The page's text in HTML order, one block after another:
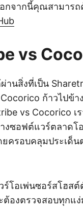
กจากนี้คุณสามาร
vs
านสิ่งที่เป็น
ก้าวไปข้า
vs Cocorico เ
งซอฟต์แวร์ตลาดโ
ครอบคลุมประเด็น
โอเพ่นซอร์สโฮสต์
ต้องตรวจสอบทุกแ